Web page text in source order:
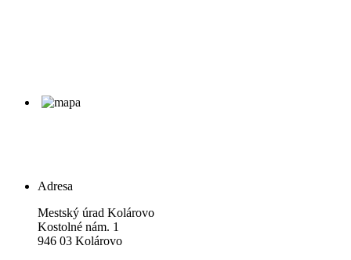
Adresa
Mestský úrad Kolárovo
Kostolné nám. 1
946 03 Kolárovo